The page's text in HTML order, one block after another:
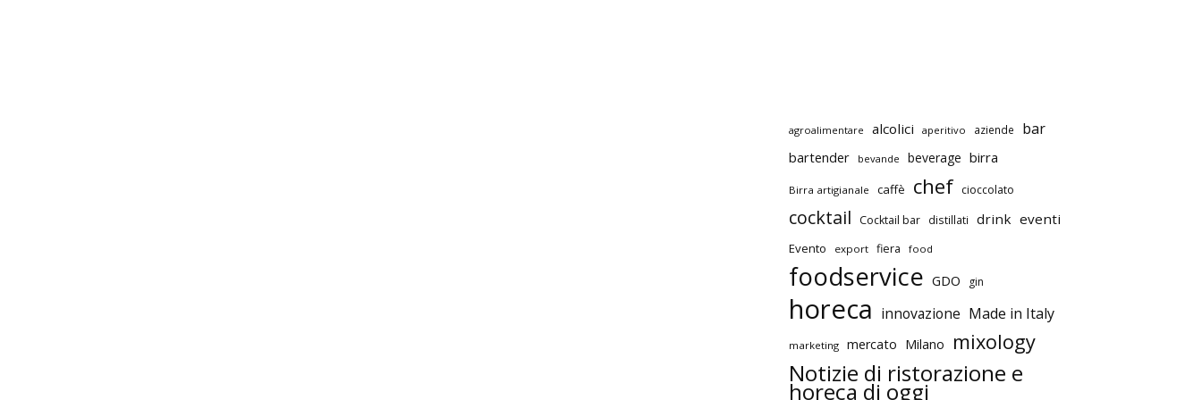
agroalimentare alcolici aperitivo aziende bar
bartender bevande beverage birra
Birra artigianale caffè chef cioccolato
cocktail Cocktail bar distillati drink eventi
Evento export fiera food
foodservice GDO gin
horeca innovazione Made in Italy
marketing mercato Milano mixology
Notizie di ristorazione e
horeca di oggi